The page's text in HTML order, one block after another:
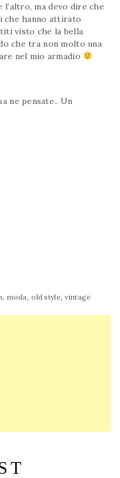
ma devo dire che
che hanno attirato
visto che la bella
che tra non molto una
nel mio armadio
ne pensate.. Un
, moda,old style,vintage